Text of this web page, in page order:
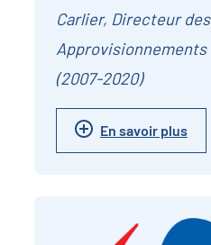
Carlier, Directeur des
(2007-2020)
En savoir plus